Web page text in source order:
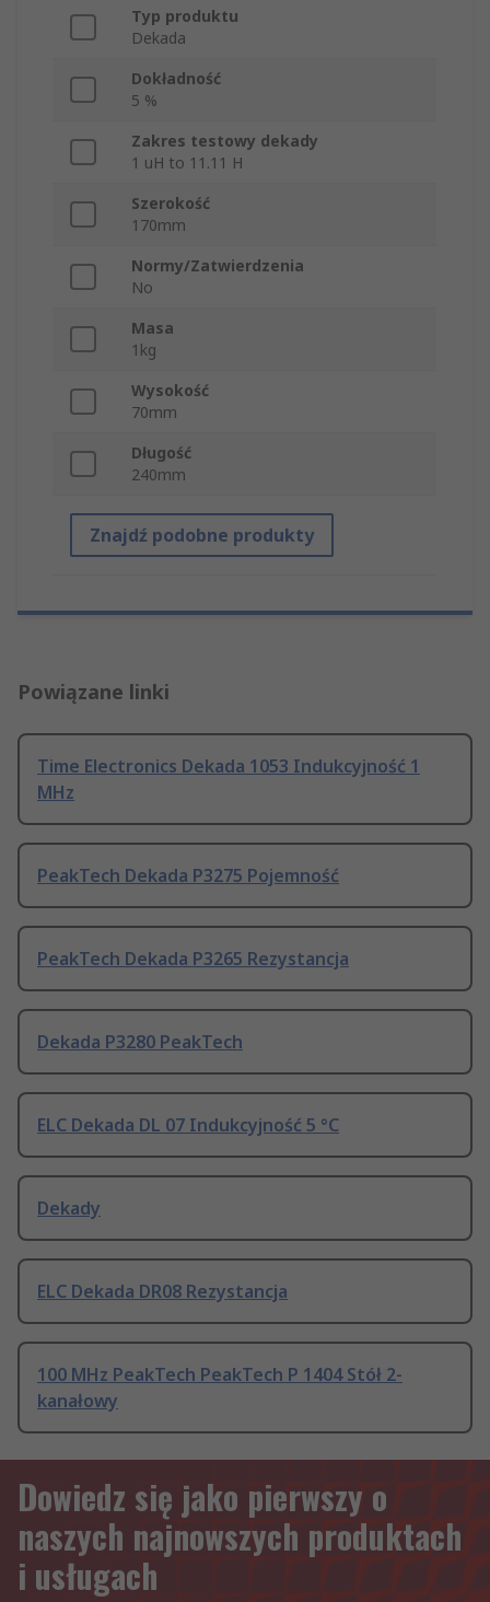
Typ produktu
Dekada
Dokładność
5 %
Zakres testowy dekady
1 uH to 11.11 H
Szerokość
170mm
Normy/Zatwierdzenia
No
Masa
1kg
Wysokość
70mm
Długość
240mm
Znajdź podobne produkty
Powiązane linki
Time Electronics Dekada 1053 Indukcyjność 1
MHz
PeakTech Dekada P3275 Pojemność
PeakTech Dekada P3265 Rezystancja
Dekada P3280 PeakTech
ELC Dekada DL 07 Indukcyjność 5 °C
Dekady
ELC Dekada DR08 Rezystancja
100 MHz PeakTech PeakTech P 1404 Stół 2-
kanałowy
Dowiedz się jako pierwszy o
naszych najnowszych produktach
i usługach